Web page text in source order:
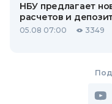
НБУ предлагает
расчетов и
05.08 07:00 3349